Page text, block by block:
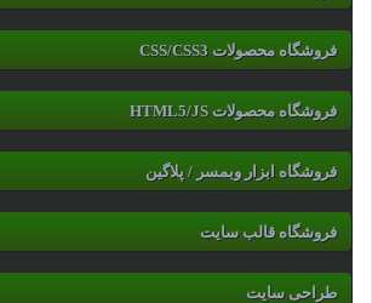
فروشگاه محصولات CSS/CSS3
فروشگاه محصولات HTML5/JS
فروشگاه ابزار وبمسر / پلاگین
فروشگاه قالب سایت
طراحی سایت